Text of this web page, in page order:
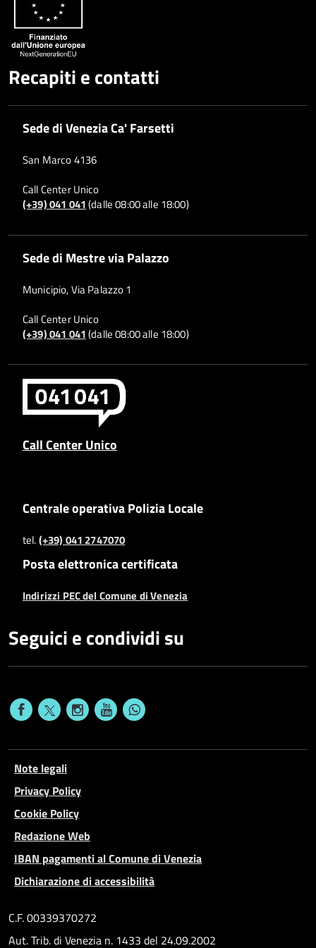
Recapiti e contatti
Sede di Venezia Ca' Farsetti
San Marco 4136
Call Center Unico
(+39) 041 041(dalle 08:00 alle 18:00)
Sede di Mestre via Palazzo
Municipio, Via Palazzo 1
Call Center Unico
(+39) 041 041(dalle 08:00 alle 18:00)
Call Center Unico
Centrale operativa Polizia Locale
tel.(+39) 041 2747070
Posta elettronica certificata
Indirizzi PEC del Comune di Venezia
Seguici e condividi su
Note legali
Privacy Policy
Cookie Policy
Redazione Web
IBAN pagamenti al Comune di Venezia
Dichiarazione di accessibilità
C.F. 00339370272
Aut. Trib. di Venezia n. 1433 del 24.09.2002